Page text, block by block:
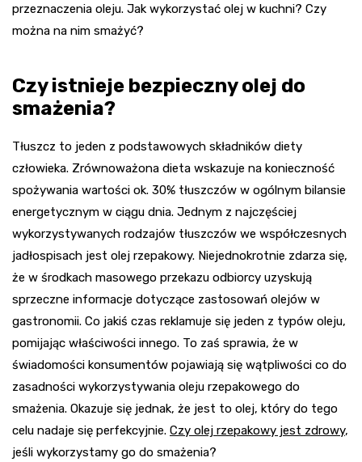
przeznaczenia oleju. Jak wykorzystać olej w kuchni? Czy
można na nim smażyć?
Czy istnieje bezpieczny olej do
smażenia?
Tłuszcz to jeden z podstawowych składników diety
człowieka. Zrównoważona dieta wskazuje na konieczność
spożywania wartości ok. 30% tłuszczów w ogólnym bilansie
energetycznym w ciągu dnia. Jednym z najczęściej
wykorzystywanych rodzajów tłuszczów we współczesnych
jadłospisach jest olej rzepakowy. Niejednokrotnie zdarza się,
że w środkach masowego przekazu odbiorcy uzyskują
sprzeczne informacje dotyczące zastosowań olejów w
gastronomii. Co jakiś czas reklamuje się jeden z typów oleju,
pomijając właściwości innego. To zaś sprawia, że w
świadomości konsumentów pojawiają się wątpliwości co do
zasadności wykorzystywania oleju rzepakowego do
smażenia. Okazuje się jednak, że jest to olej, który do tego
celu nadaje się perfekcyjnie. Czy olej rzepakowy jest zdrowy,
jeśli wykorzystamy go do smażenia?